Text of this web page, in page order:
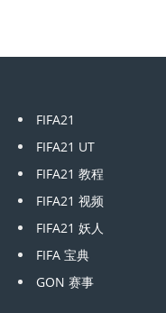
FIFA21
FIFA21 UT
FIFA21 教程
FIFA21 视频
FIFA21 妖人
FIFA 宝典
GON 赛事